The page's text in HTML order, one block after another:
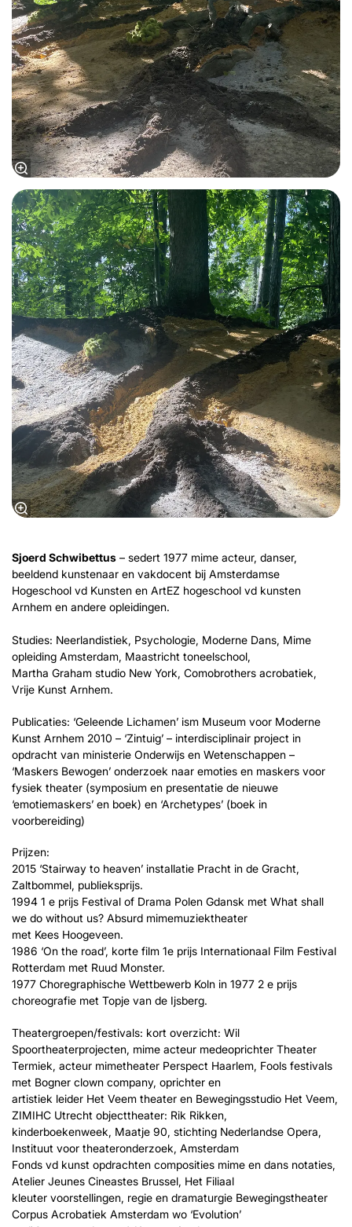
Sjoerd Schwibettus – sedert 1977 mime acteur, danser,
beeldend kunstenaar en vakdocent bij Amsterdamse
Hogeschool vd Kunsten en ArtEZ hogeschool vd kunsten
Arnhem en andere opleidingen.
Studies: Neerlandistiek, Psychologie, Moderne Dans, Mime
opleiding Amsterdam, Maastricht toneelschool,
Martha Graham studio New York, Comobrothers acrobatiek,
Vrije Kunst Arnhem.
Publicaties: ‘Geleende Lichamen’ ism Museum voor Moderne
Kunst Arnhem 2010 – ‘Zintuig’ – interdisciplinair project in
opdracht van ministerie Onderwijs en Wetenschappen –
‘Maskers Bewogen’ onderzoek naar emoties en maskers voor
fysiek theater (symposium en presentatie de nieuwe
‘emotiemaskers’ en boek) en ‘Archetypes’ (boek in
voorbereiding)
Prijzen:
2015 ‘Stairway to heaven’ installatie Pracht in de Gracht,
Zaltbommel, publieksprijs.
1994 1 e prijs Festival of Drama Polen Gdansk met What shall
we do without us? Absurd mimemuziektheater
met Kees Hoogeveen.
1986 ‘On the road’, korte film 1e prijs Internationaal Film Festival
Rotterdam met Ruud Monster.
1977 Choregraphische Wettbewerb Koln in 1977 2 e prijs
choreografie met Topje van de Ijsberg.
Theatergroepen/festivals: kort overzicht: Wil
Spoortheaterprojecten, mime acteur medeoprichter Theater
Termiek, acteur mimetheater Perspect Haarlem, Fools festivals
met Bogner clown company, oprichter en
artistiek leider Het Veem theater en Bewegingsstudio Het Veem,
ZIMIHC Utrecht objecttheater: Rik Rikken,
kinderboekenweek, Maatje 90, stichting Nederlandse Opera,
Instituut voor theateronderzoek, Amsterdam
Fonds vd kunst opdrachten composities mime en dans notaties,
Atelier Jeunes Cineastes Brussel, Het Filiaal
kleuter voorstellingen, regie en dramaturgie Bewegingstheater
Corpus Acrobatiek Amsterdam wo ‘Evolution’